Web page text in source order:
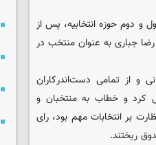
و دوم حوزه انتخابیه، پس از
جباری به عنوان منتخب در
و از تمامی دست‌اندرکاران
کرد و خطاب به منتخبان و
بر انتخابات مهم بود، رای
ریختند.